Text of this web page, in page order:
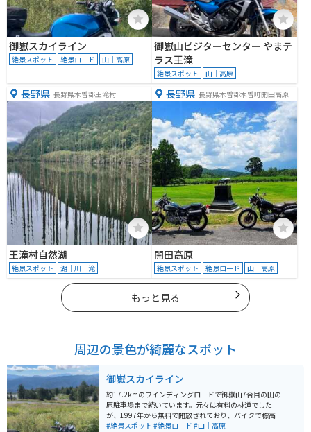
御嶽スカイライン
絶景スポット 絶景ロード 山｜高原
御嶽山ビジターセンター やまテ
ラス王滝
絶景スポット 山｜高原
長野県 長野県木曽郡王滝村
王滝村自然湖
絶景スポット 湖｜川｜滝
長野県 長野県木曽郡木曽町開田高原西
開田高原
絶景スポット 絶景ロード 山｜高原
もっと見る
周辺の景色が綺麗なスポット
御嶽スカイライン
約17.2kmのワインディングロードで御嶽山7合目の田の
原駐車場まで続いています。元々は有料の林道でした
が、1997年から無料で開放されており、バイクで標高2,
180mまでアクセスできます。九十九折りの連続するヘ
#絶景スポット #絶景ロード #山｜高原